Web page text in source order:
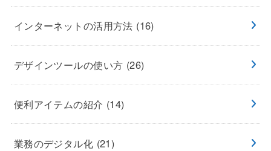
インターネットの活用方法 (16)
デザインツールの使い方 (26)
便利アイテムの紹介 (14)
業務のデジタル化 (21)